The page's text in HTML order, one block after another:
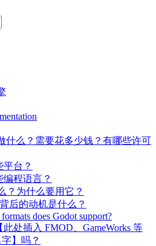
什么？需要花多少钱？有哪些许可
平台？
编程语言？
？为什么要用它？
后的动机是什么？
does Godot support?
此处插入 FMOD、GameWorks 等
】吗？